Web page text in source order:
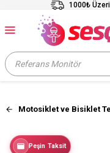
1000₺
Motosiklet ve Bisiklet
Peşin Taksit